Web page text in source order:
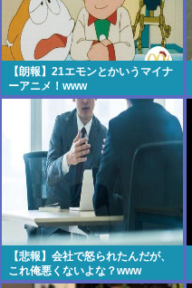
【朗報】21エモンとかいうマイナ
ーアニメ！www
【悲報】会社で怒られたんだが、
これ俺悪くないよな？www